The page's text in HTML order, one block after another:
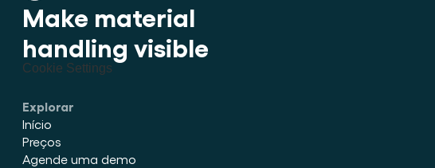
Make material
handling visible
Cookie Settings
Explorar
Início
Preços
Agende uma demo